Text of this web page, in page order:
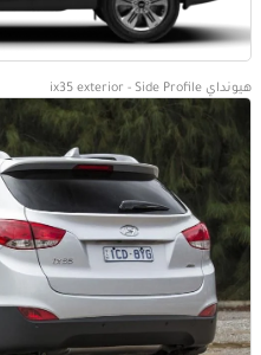
هيونداي ix35 exterior - Side Profile